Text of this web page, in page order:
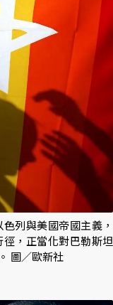
列與美國帝國主義，
，正當化對巴勒斯坦
圖／歐新社